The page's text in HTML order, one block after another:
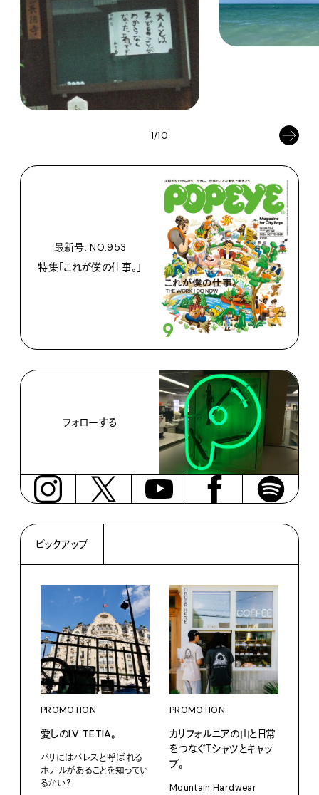
1/10
最新号: NO.953
特集「これが僕の仕事。」
フォローする
ピックアップ
PROMOTION
愛しのLV TETIA。
パリにはパレスと呼ばれる
ホテルがあることを知ってい
るかい？
PROMOTION
カリフォルニアの山と日常
をつなぐＴシャツとキャッ
プ。
Mountain Hardwear